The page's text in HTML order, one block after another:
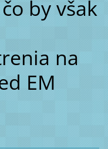
by však
na
EM